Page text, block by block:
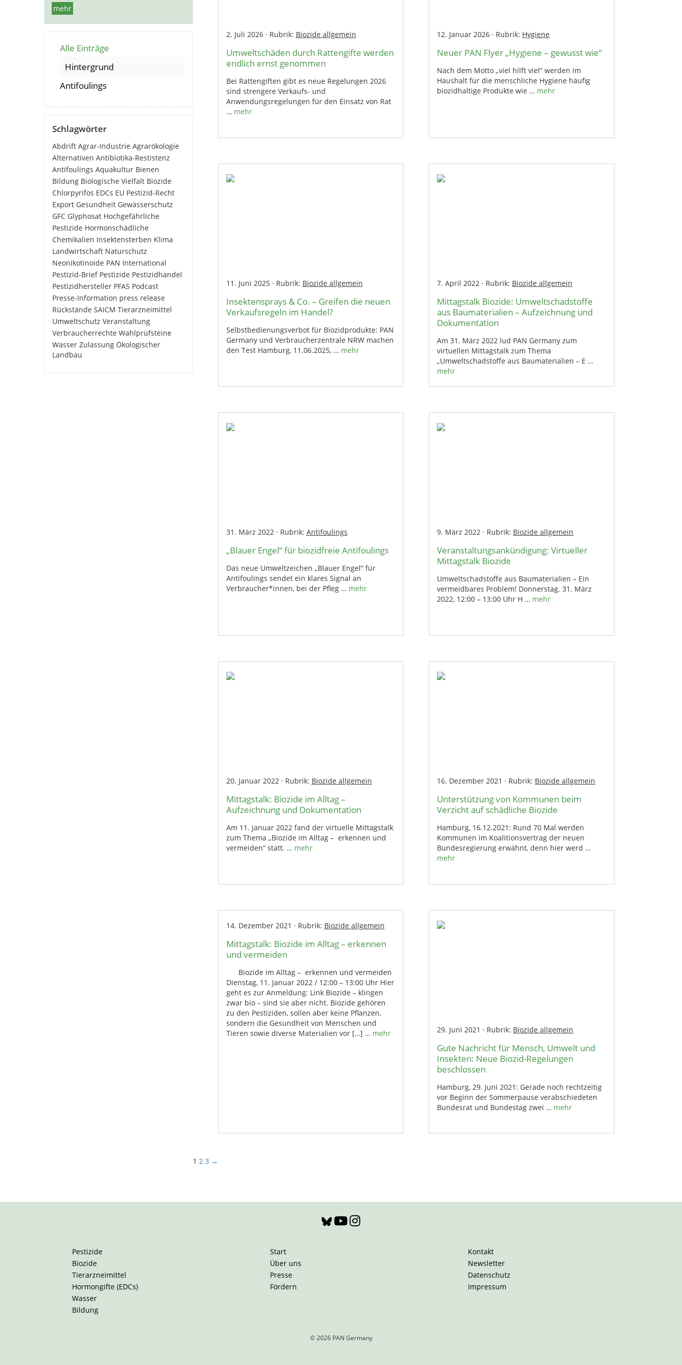
mehr
Alle Einträge
Hintergrund
Antifoulings
Schlagwörter
Abdrift Agrar-Industrie Agrarökologie
Alternativen Antibiotika-Restistenz
Antifoulings Aquakultur Bienen
Bildung Biologische Vielfalt Biozide
Chlorpyrifos EDCs EU Pestizid-Recht
Export Gesundheit Gewässerschutz
GFC Glyphosat Hochgefährliche
Pestizide Hormonschädliche
Chemikalien Insektensterben Klima
Landwirtschaft Naturschutz
Neonikotinoide PAN International
Pestizid-Brief Pestizide Pestizidhandel
Pestizidhersteller PFAS Podcast
Presse-Information press release
Rückstände SAICM Tierarzneimittel
Umweltschutz Veranstaltung
Verbraucherrechte Wahlprüfsteine
Wasser Zulassung Ökologischer
Landbau
2. Juli 2026· Rubrik: Biozide allgemein
Umweltschäden durch Rattengifte werden
endlich ernst genommen
Bei Rattengiften gibt es neue Regelungen 2026
sind strengere Verkaufs- und
Anwendungsregelungen für den Einsatz von Rat
… mehr
12. Januar 2026 · Rubrik: Hygiene
Neuer PAN Flyer „Hygiene – gewusst wie“
Nach dem Motto „viel hilft viel“ werden im
Haushalt für die menschliche Hygiene häufig
biozidhaltige Produkte wie … mehr
11. Juni 2025· Rubrik: Biozide allgemein
Insektensprays & Co. – Greifen die neuen
Verkaufsregeln im Handel?
Selbstbedienungsverbot für Biozidprodukte: PAN
Germany und Verbraucherzentrale NRW machen
den Test Hamburg, 11.06.2025, … mehr
7. April 2022 · Rubrik: Biozide allgemein
Mittagstalk Biozide: Umweltschadstoffe
aus Baumaterialien – Aufzeichnung und
Dokumentation
Am 31. März 2022 lud PAN Germany zum
virtuellen Mittagstalk zum Thema
„Umweltschadstoffe aus Baumaterialien – E …
mehr
31. März 2022· Rubrik: Antifoulings
„Blauer Engel“ für biozidfreie Antifoulings
Das neue Umweltzeichen „Blauer Engel“ für
Antifoulings sendet ein klares Signal an
Verbraucher*innen, bei der Pfleg … mehr
9. März 2022 · Rubrik: Biozide allgemein
Veranstaltungsankündigung: Virtueller
Mittagstalk Biozide
Umweltschadstoffe aus Baumaterialien – Ein
vermeidbares Problem! Donnerstag. 31. März
2022, 12:00 – 13:00 Uhr H … mehr
20. Januar 2022· Rubrik: Biozide allgemein
Mittagstalk: Biozide im Alltag –
Aufzeichnung und Dokumentation
Am 11. Januar 2022 fand der virtuelle Mittagstalk
zum Thema „Biozide im Alltag – erkennen und
vermeiden“ statt. … mehr
16. Dezember 2021 · Rubrik: Biozide allgemein
Unterstützung von Kommunen beim
Verzicht auf schädliche Biozide
Hamburg, 16.12.2021: Rund 70 Mal werden
Kommunen im Koalitionsvertrag der neuen
Bundesregierung erwähnt, denn hier werd …
mehr
14. Dezember 2021 · Rubrik: Biozide allgemein
Mittagstalk: Biozide im Alltag – erkennen
und vermeiden
Biozide im Alltag – erkennen und vermeiden
Dienstag, 11. Januar 2022 / 12:00 – 13:00 Uhr Hier
geht es zur Anmeldung: Link Biozide – klingen
zwar bio – sind sie aber nicht. Biozide gehören
zu den Pestiziden, sollen aber keine Pflanzen,
sondern die Gesundheit von Menschen und
Tieren sowie diverse Materialien vor […] … mehr 29. Juni 2021 · Rubrik: Biozide allgemein
Gute Nachricht für Mensch, Umwelt und
Insekten: Neue Biozid-Regelungen
beschlossen
Hamburg, 29. Juni 2021: Gerade noch rechtzeitig
vor Beginn der Sommerpause verabschiedeten
Bundesrat und Bundestag zwei … mehr
1 2 3 →
Pestizide
Biozide
Tierarzneimittel
Hormongifte (EDCs)
Wasser
Bildung
Start
Über uns
Presse
Fördern
Kontakt
Newsletter
Datenschutz
Impressum
© 2026 PAN Germany